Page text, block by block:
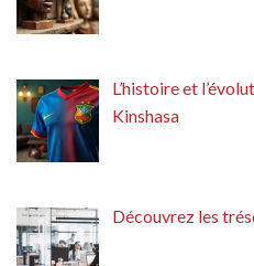
L’histoire et
Kinshasa
Découvrez les